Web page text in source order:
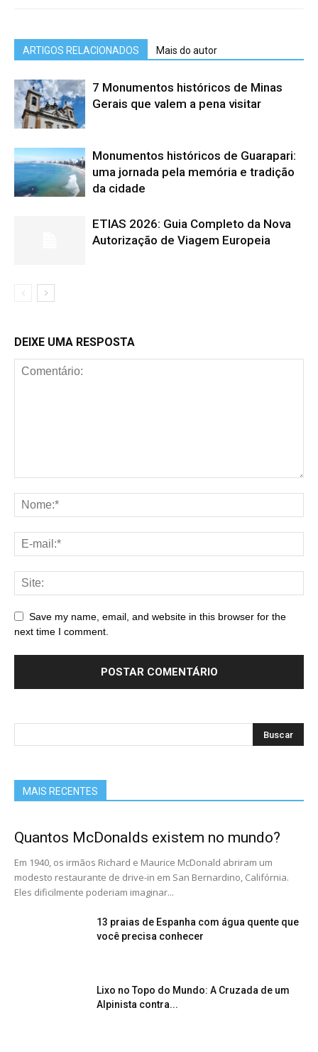
ARTIGOS RELACIONADOS Mais do autor
7 Monumentos históricos de Minas
Gerais que valem a pena visitar
Monumentos históricos de Guarapari:
uma jornada pela memória e tradição
da cidade
ETIAS 2026: Guia Completo da Nova
Autorização de Viagem Europeia
DEIXE UMA RESPOSTA
Save my name, email, and website in this browser for the
next time I comment.
MAIS RECENTES
Quantos McDonalds existem no mundo?
Em 1940, os irmãos Richard e Maurice McDonald abriram um
modesto restaurante de drive-in em San Bernardino, Califórnia.
Eles dificilmente poderiam imaginar...
13 praias de Espanha com água quente que
você precisa conhecer
Lixo no Topo do Mundo: A Cruzada de um
Alpinista contra...